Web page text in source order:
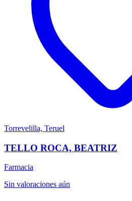
Torrevelilla, Teruel
TELLO ROCA, BEATRIZ
Farmacia
Sin valoraciones aún